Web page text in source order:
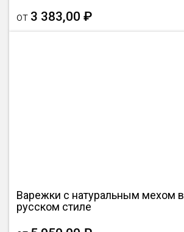
от 3 383,00 ₽
Варежки с натуральным мехом в
русском стиле